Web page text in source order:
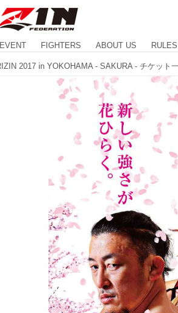
EVENT FIGHTERS ABOUT US RULES